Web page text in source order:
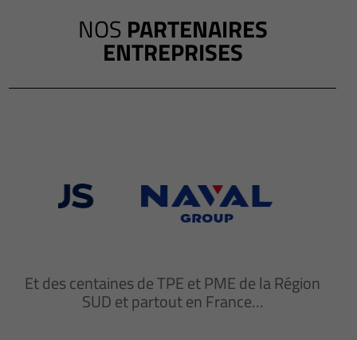
NOS PARTENAIRES
ENTREPRISES
Et des centaines de TPE et PME de la Région
SUD et partout en France…